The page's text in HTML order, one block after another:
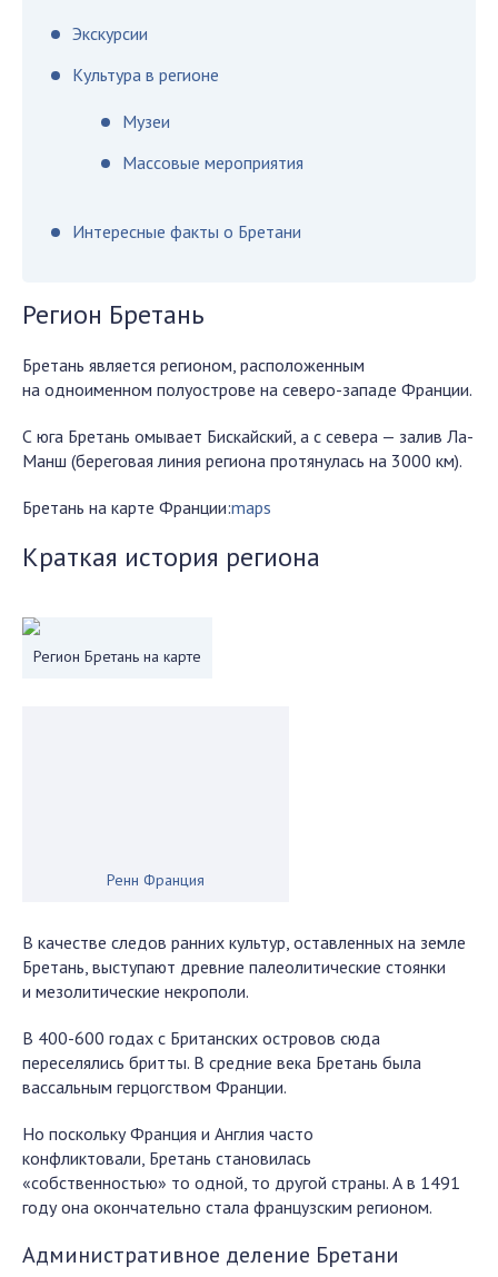
Экскурсии
Культура в регионе
Музеи
Массовые мероприятия
Интересные факты о Бретани
Регион Бретань
Бретань является регионом, расположенным
на одноименном полуострове на северо-западе Франции.
С юга Бретань омывает Бискайский, а с севера — залив Ла-
Манш (береговая линия региона протянулась на 3000 км).
Бретань на карте Франции:maps
Краткая история региона
Регион Бретань на карте
Ренн Франция
В качестве следов ранних культур, оставленных на земле
Бретань, выступают древние палеолитические стоянки
и мезолитические некрополи.
В 400-600 годах с Британских островов сюда
переселялись бритты. В средние века Бретань была
вассальным герцогством Франции.
Но поскольку Франция и Англия часто
конфликтовали, Бретань становилась
«собственностью» то одной, то другой страны. А в 1491
году она окончательно стала французским регионом.
Административное деление Бретани